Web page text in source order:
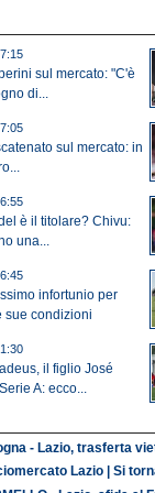
sul mercato: "C'è
di...
sul mercato: in
è il titolare? Chivu:
una...
infortunio per
sue condizioni
il figlio José
A: ecco...
- Lazio, trasferta
Lazio | Si